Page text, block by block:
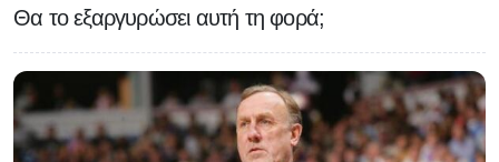
Θα το εξαργυρώσει αυτή τη φορά;